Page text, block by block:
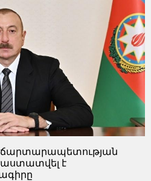
ճարտարապետության
է